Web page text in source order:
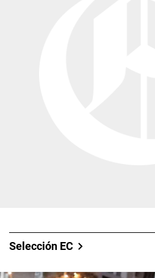
Selección EC